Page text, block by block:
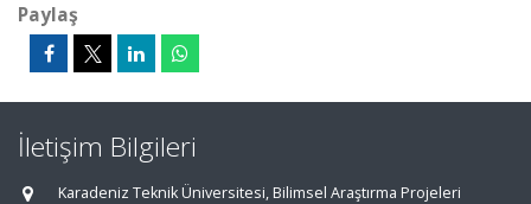
Paylaş
İletişim Bilgileri
Karadeniz Teknik Üniversitesi, Bilimsel Araştırma Projeleri